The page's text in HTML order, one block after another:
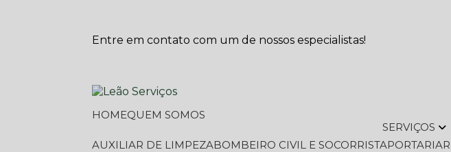
Entre em contato com um de nossos especialistas!
HOME
QUEM SOMOS
SERVIÇOS
AUXILIAR DE LIMPEZA
BOMBEIRO CIVIL E SOCORRISTA PORTARIA